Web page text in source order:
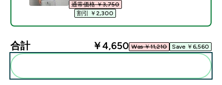
通常価格 ￥3,750‎
割引 ￥2,300‎
合計 ￥4,650‎ Was ￥11,210‎ Save ￥6,560‎